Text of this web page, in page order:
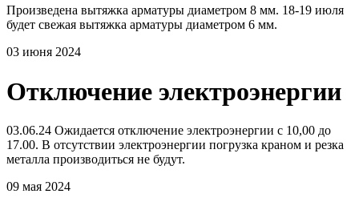
Произведена вытяжка арматуры диаметром 8 мм. 18-19 июля
будет свежая вытяжка арматуры диаметром 6 мм.
03 июня 2024
Отключение электроэнергии
03.06.24 Ожидается отключение электроэнергии с 10,00 до
17.00. В отсутствии электроэнергии погрузка краном и резка
металла производиться не будут.
09 мая 2024